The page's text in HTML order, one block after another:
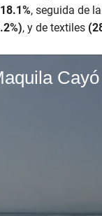
18.1%, seguida de
, y de textiles